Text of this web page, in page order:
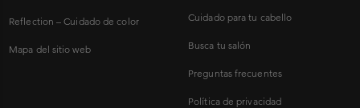
Reflection – Cuidado de color
Mapa del sitio web
Cuidado para tu cabello
Busca tu salón
Preguntas frecuentes
Política de privacidad